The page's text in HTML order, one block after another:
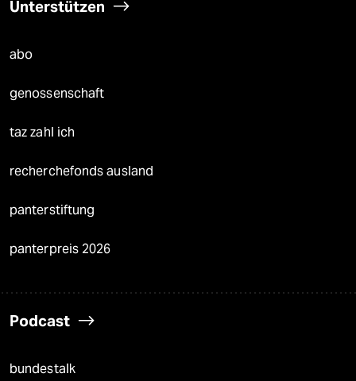
Unterstützen
abo
genossenschaft
taz zahl ich
recherchefonds ausland
panterstiftung
panterpreis 2026
Podcast
bundestalk